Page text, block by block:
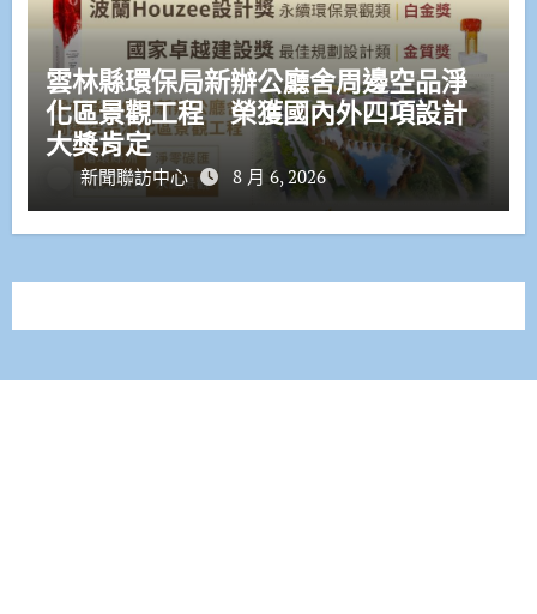
雲林縣環保局新辦公廳舍周邊空品淨
化區景觀工程 榮獲國內外四項設計
大獎肯定
新聞聯訪中心 8 月 6, 2026